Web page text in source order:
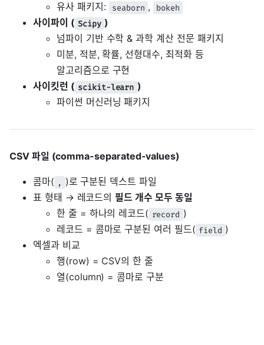
유사 패키지:
seaborn , bokeh
사이파이 ( Scipy )
넘파이 기반 수학 & 과학 계산 전문 패키지
미분, 적분, 확률, 선형대수, 최적화 등
알고리즘으로 구현
사이킷런 ( scikit-learn )
파이썬 머신러닝 패키지
CSV 파일 (comma-separated-values)
콤마( , )로 구분된 덱스트 파일
표 형태 → 레코드의 필드 개수 모두 동일
한 줄 = 하나의 레코드( record )
레코드 = 콤마로 구분된 여러 필드( field )
엑셀과 비교
행(row) = CSV의 한 줄
열(column) = 콤마로 구분